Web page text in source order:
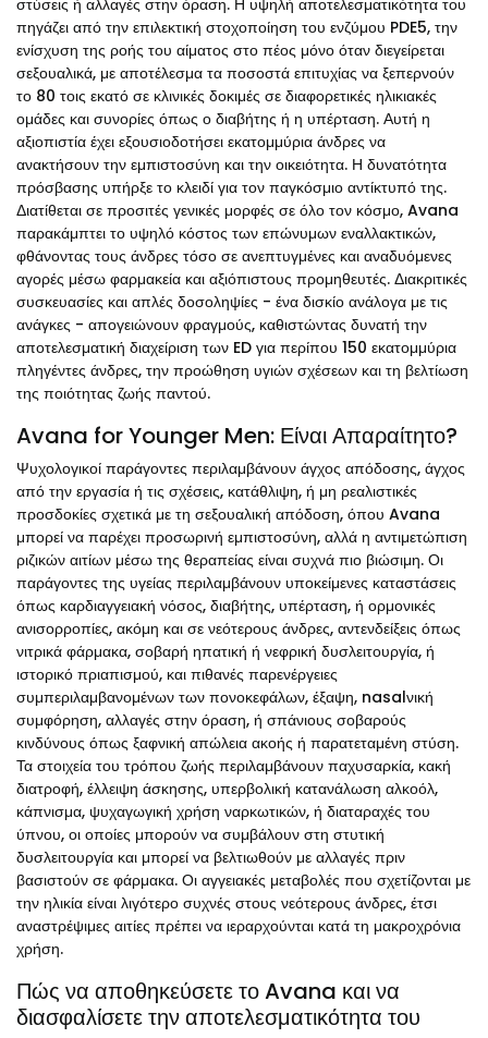
στύσεις ή αλλαγές στην όραση. Η υψηλή αποτελεσματικότητα του
πηγάζει από την επιλεκτική στοχοποίηση του ενζύμου PDE5, την
ενίσχυση της ροής του αίματος στο πέος μόνο όταν διεγείρεται
σεξουαλικά, με αποτέλεσμα τα ποσοστά επιτυχίας να ξεπερνούν
το 80 τοις εκατό σε κλινικές δοκιμές σε διαφορετικές ηλικιακές
ομάδες και συνορίες όπως ο διαβήτης ή η υπέρταση. Αυτή η
αξιοπιστία έχει εξουσιοδοτήσει εκατομμύρια άνδρες να
ανακτήσουν την εμπιστοσύνη και την οικειότητα. Η δυνατότητα
πρόσβασης υπήρξε το κλειδί για τον παγκόσμιο αντίκτυπό της.
Διατίθεται σε προσιτές γενικές μορφές σε όλο τον κόσμο, Avana
παρακάμπτει το υψηλό κόστος των επώνυμων εναλλακτικών,
φθάνοντας τους άνδρες τόσο σε ανεπτυγμένες και αναδυόμενες
αγορές μέσω φαρμακεία και αξιόπιστους προμηθευτές. Διακριτικές
συσκευασίες και απλές δοσοληψίες - ένα δισκίο ανάλογα με τις
ανάγκες - απογειώνουν φραγμούς, καθιστώντας δυνατή την
αποτελεσματική διαχείριση των ED για περίπου 150 εκατομμύρια
πληγέντες άνδρες, την προώθηση υγιών σχέσεων και τη βελτίωση
της ποιότητας ζωής παντού.
Avana for Younger Men: Είναι Απαραίτητο?
Ψυχολογικοί παράγοντες περιλαμβάνουν άγχος απόδοσης, άγχος
από την εργασία ή τις σχέσεις, κατάθλιψη, ή μη ρεαλιστικές
προσδοκίες σχετικά με τη σεξουαλική απόδοση, όπου Avana
μπορεί να παρέχει προσωρινή εμπιστοσύνη, αλλά η αντιμετώπιση
ριζικών αιτίων μέσω της θεραπείας είναι συχνά πιο βιώσιμη. Οι
παράγοντες της υγείας περιλαμβάνουν υποκείμενες καταστάσεις
όπως καρδιαγγειακή νόσος, διαβήτης, υπέρταση, ή ορμονικές
ανισορροπίες, ακόμη και σε νεότερους άνδρες, αντενδείξεις όπως
νιτρικά φάρμακα, σοβαρή ηπατική ή νεφρική δυσλειτουργία, ή
ιστορικό πριαπισμού, και πιθανές παρενέργειες
συμπεριλαμβανομένων των πονοκεφάλων, έξαψη, nasalνική
συμφόρηση, αλλαγές στην όραση, ή σπάνιους σοβαρούς
κινδύνους όπως ξαφνική απώλεια ακοής ή παρατεταμένη στύση.
Τα στοιχεία του τρόπου ζωής περιλαμβάνουν παχυσαρκία, κακή
διατροφή, έλλειψη άσκησης, υπερβολική κατανάλωση αλκοόλ,
κάπνισμα, ψυχαγωγική χρήση ναρκωτικών, ή διαταραχές του
ύπνου, οι οποίες μπορούν να συμβάλουν στη στυτική
δυσλειτουργία και μπορεί να βελτιωθούν με αλλαγές πριν
βασιστούν σε φάρμακα. Οι αγγειακές μεταβολές που σχετίζονται με
την ηλικία είναι λιγότερο συχνές στους νεότερους άνδρες, έτσι
αναστρέψιμες αιτίες πρέπει να ιεραρχούνται κατά τη μακροχρόνια
χρήση.
Πώς να αποθηκεύσετε το Avana και να
διασφαλίσετε την αποτελεσματικότητα του